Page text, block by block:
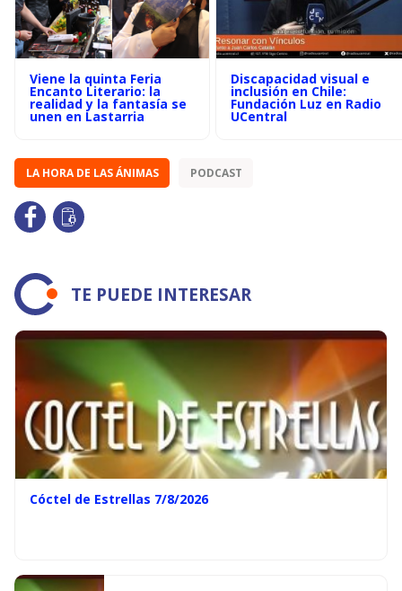
Viene la quinta Feria
Encanto Literario: la
realidad y la fantasía se
unen en Lastarria
Discapacidad visual e
inclusión en Chile:
Fundación Luz en Radio
UCentral
LA HORA DE LAS ÁNIMAS PODCAST
TE PUEDE INTERESAR
Cóctel de Estrellas 7/8/2026